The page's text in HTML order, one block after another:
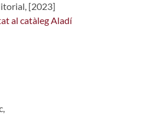
[2023]
al catàleg Aladí